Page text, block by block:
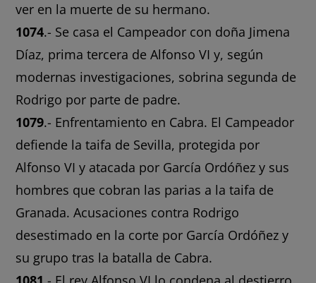
ver en la muerte de su hermano.
1074.- Se casa el Campeador con doña Jimena
Díaz, prima tercera de Alfonso VI y, según
modernas investigaciones, sobrina segunda de
Rodrigo por parte de padre.
1079.- Enfrentamiento en Cabra. El Campeador
defiende la taifa de Sevilla, protegida por
Alfonso VI y atacada por García Ordóñez y sus
hombres que cobran las parias a la taifa de
Granada. Acusaciones contra Rodrigo
desestimado en la corte por García Ordóñez y
su grupo tras la batalla de Cabra.